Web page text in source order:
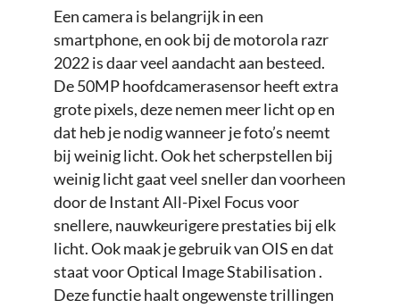
Een camera is belangrijk in een
smartphone, en ook bij de motorola razr
2022 is daar veel aandacht aan besteed.
De 50MP hoofdcamerasensor heeft extra
grote pixels, deze nemen meer licht op en
dat heb je nodig wanneer je foto’s neemt
bij weinig licht. Ook het scherpstellen bij
weinig licht gaat veel sneller dan voorheen
door de Instant All-Pixel Focus voor
snellere, nauwkeurigere prestaties bij elk
licht. Ook maak je gebruik van OIS en dat
staat voor Optical Image Stabilisation .
Deze functie haalt ongewenste trillingen